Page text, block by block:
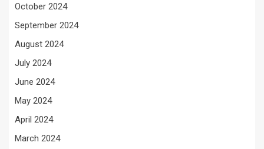
October 2024
September 2024
August 2024
July 2024
June 2024
May 2024
April 2024
March 2024